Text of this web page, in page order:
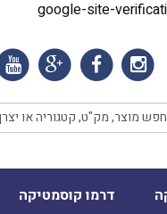
google-site-
דרמו קוסמטיקה